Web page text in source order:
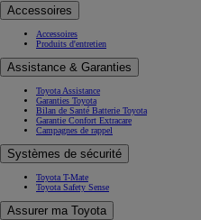
TOYOTA C-HR
HYBRIDE OU HYBRIDE RECHARGEABLE
Disponible rapidement
Accessoires
Accessoires
Produits d'entretien
Assistance & Garanties
Toyota Assistance
Garanties Toyota
Bilan de Santé Batterie Toyota
Garantie Confort Extracare
Campagnes de rappel
Systèmes de sécurité
Toyota T-Mate
Toyota Safety Sense
Assurer ma Toyota